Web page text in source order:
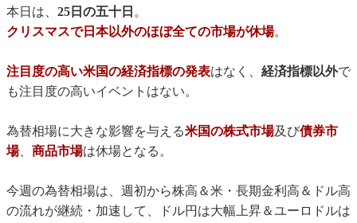
本日は、 25日の五十日 。
クリスマスで日本以外のほぼ全ての市場が休場。
注目度の高い米国の経済指標の発表はなく、 経済指標以外で
も注目度の高いイベントはない。
為替相場に大きな影響を与える米国の株式市場及び債券市
場、 商品市場は休場となる。
今週の為替相場は、週初から株高＆米・長期金利高＆ドル高
の流れが継続・加速して、ドル円は大幅上昇＆ユーロドルは